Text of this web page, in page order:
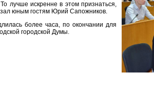
лучше искренне в этом признаться,
юным гостям Юрий Сапожников.
более часа, по окончании для
городской Думы.